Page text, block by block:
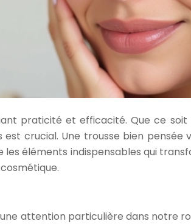
praticité et efficacité. Que ce
crucial. Une trousse bien
éléments indispensables qui
attention particulière dans notre